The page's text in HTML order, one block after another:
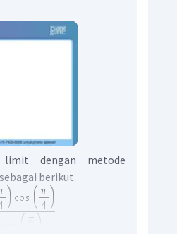
limit dengan metode
berikut.